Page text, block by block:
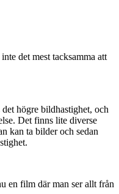
det mest tacksamma att
högre bildhastighet, och
Det finns lite diverse
kan ta bilder och sedan
en film där man ser allt från